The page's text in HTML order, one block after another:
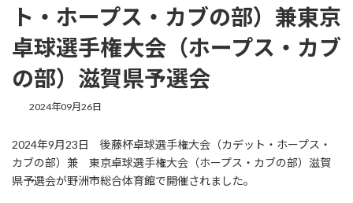
ト・ホープス・カブの部）兼東京
卓球選手権大会（ホープス・カブ
の部）滋賀県予選会
2024年09月26日
2024年9月23日 後藤杯卓球選手権大会（カデット・ホープス・
カブの部）兼 東京卓球選手権大会（ホープス・カブの部）滋賀
県予選会が野洲市総合体育館で開催されました。